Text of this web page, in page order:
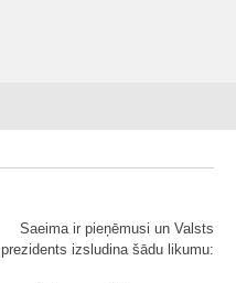
Saeima ir pieņēmusi un Valsts
prezidents izsludina šādu likumu: